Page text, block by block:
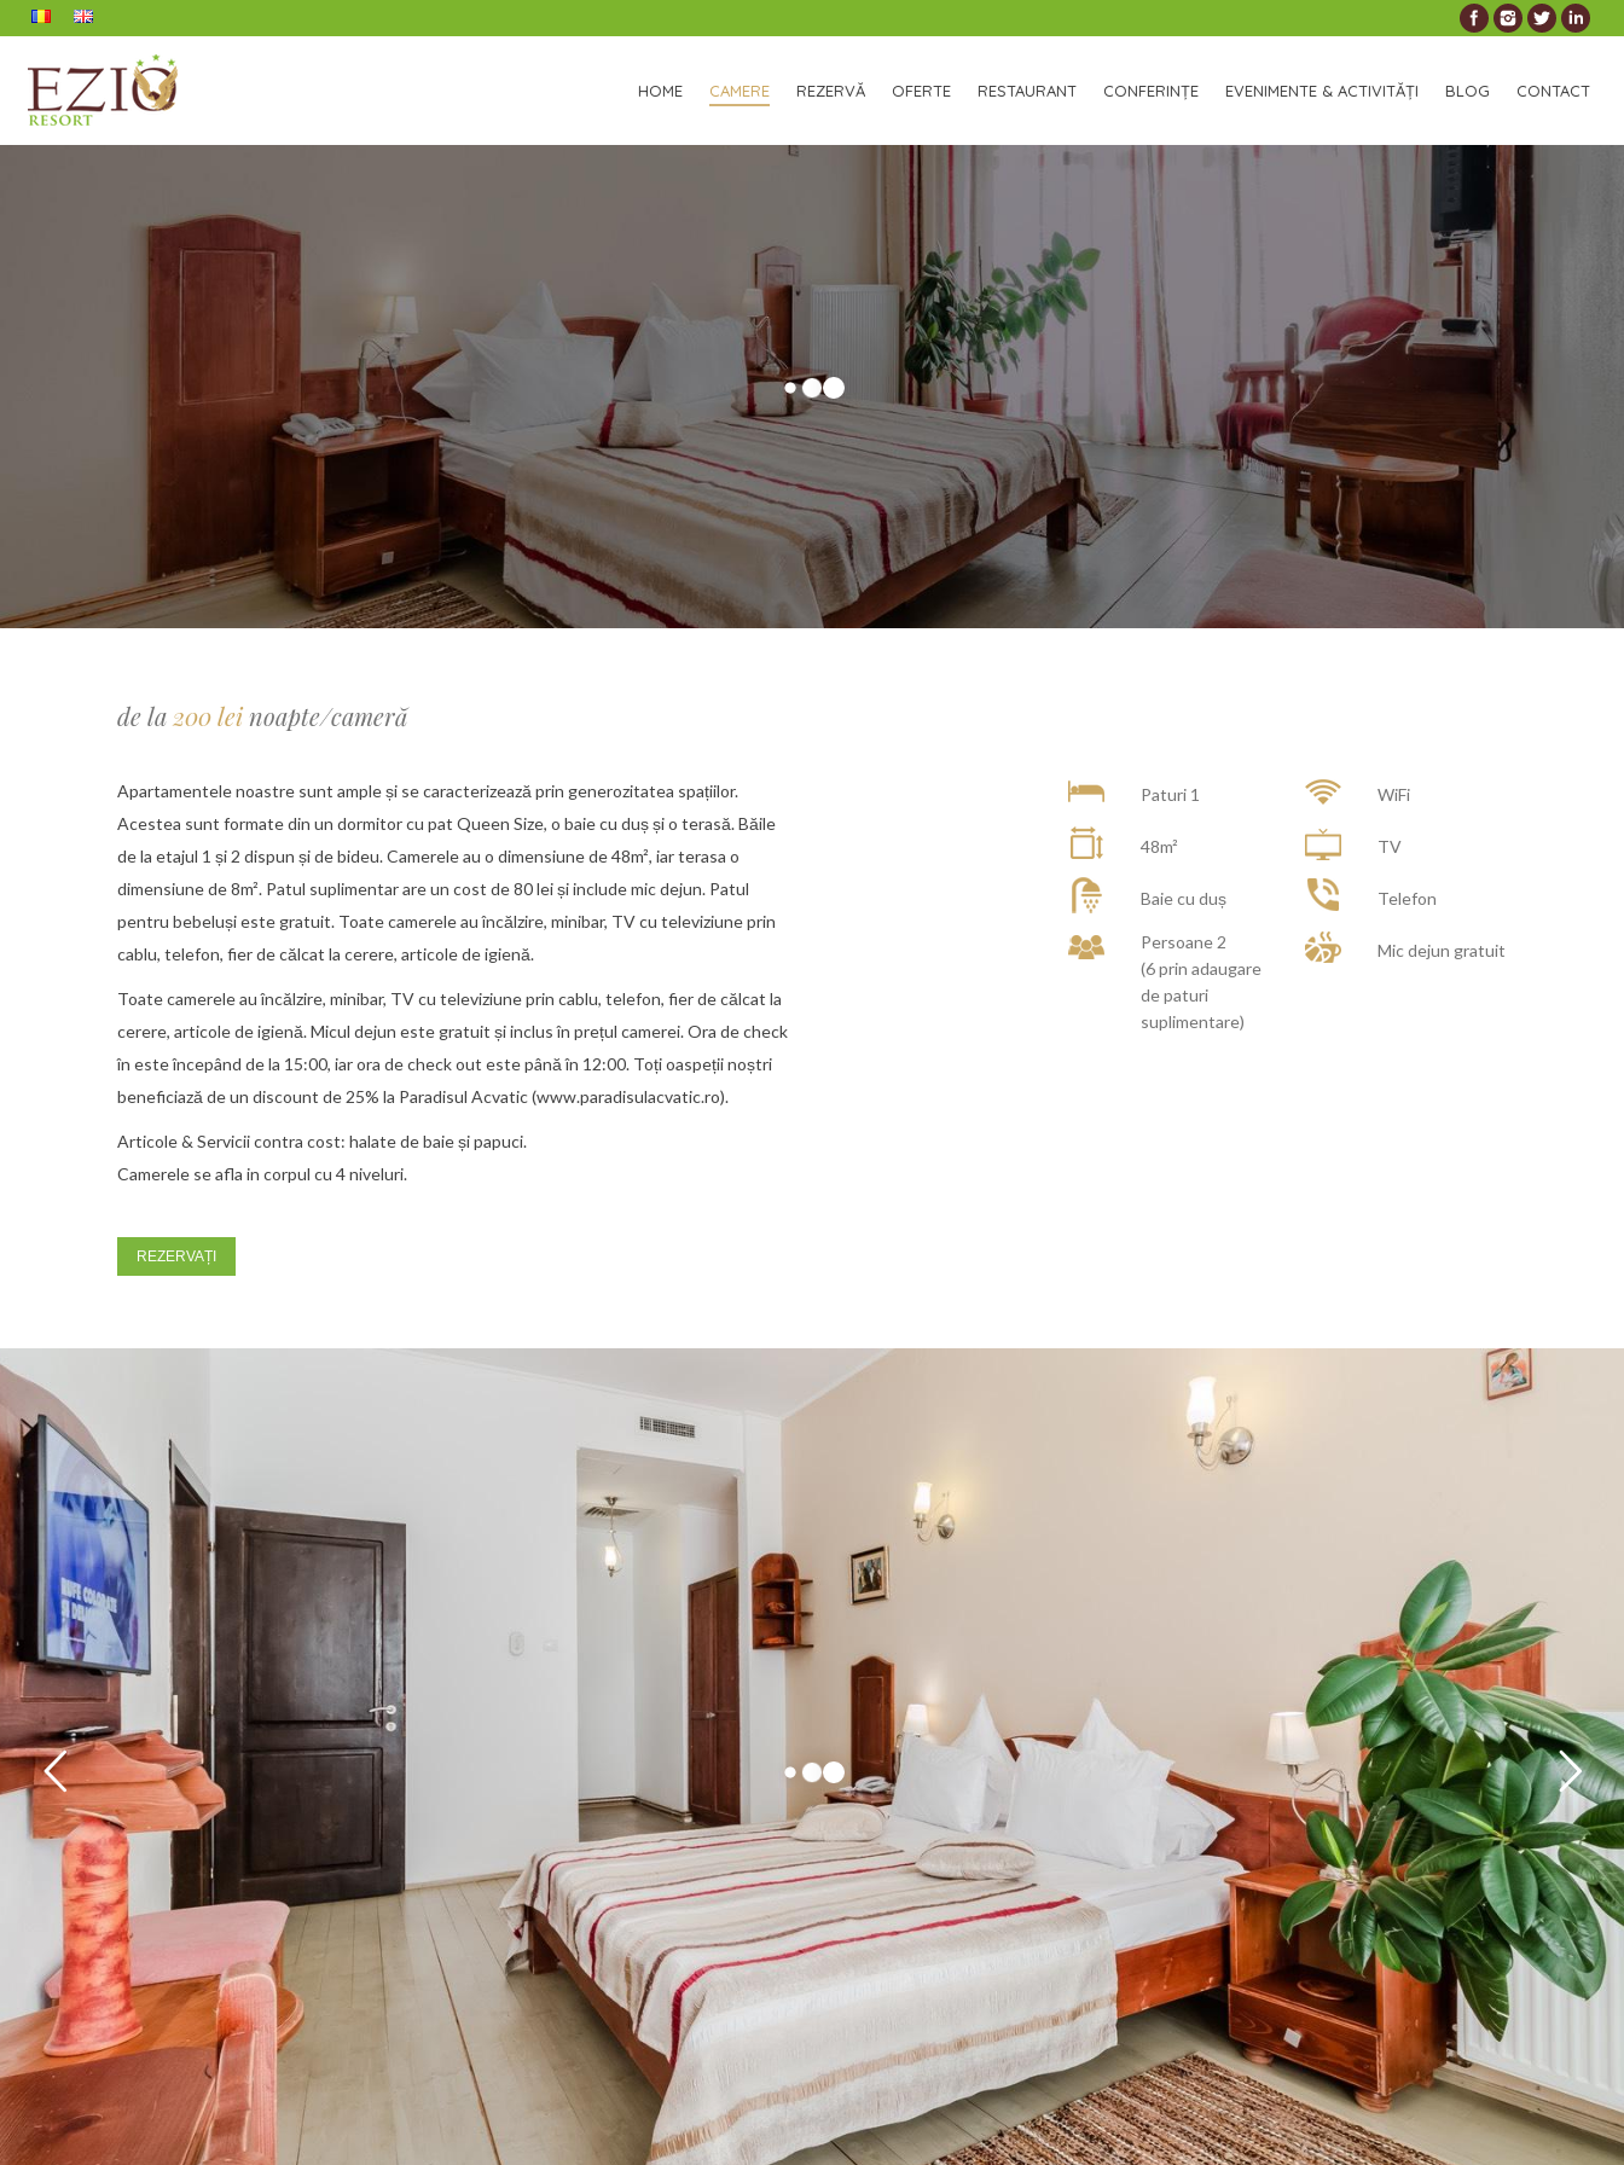
HOME CAMERE REZERVĂ OFERTE RESTAURANT CONFERINȚE EVENIMENTE & ACTIVITĂȚI BLOG CONTACT
de la200 leinoapte/cameră
Apartamentele noastre sunt ample și se caracterizează prin generozitatea spațiilor.
Acestea sunt formate din un dormitor cu pat Queen Size, o baie cu duș și o terasă. Băile
de la etajul 1 și 2 dispun și de bideu. Camerele au o dimensiune de 48m², iar terasa o
dimensiune de 8m². Patul suplimentar are un cost de 80 lei și include mic dejun. Patul
pentru bebeluși este gratuit. Toate camerele au încălzire, minibar, TV cu televiziune prin
cablu, telefon, fier de călcat la cerere, articole de igienă.
Toate camerele au încălzire, minibar, TV cu televiziune prin cablu, telefon, fier de călcat la
cerere, articole de igienă. Micul dejun este gratuit și inclus în prețul camerei. Ora de check
în este începând de la 15:00, iar ora de check out este până în 12:00. Toți oaspeții noștri
beneficiază de un discount de 25% la Paradisul Acvatic (www.paradisulacvatic.ro).
Articole & Servicii contra cost: halate de baie și papuci.
Camerele se afla in corpul cu 4 niveluri.
REZERVAȚI
Paturi 1
48m²
Baie cu duș
Persoane 2
(6 prin adaugare
de paturi
suplimentare)
WiFi
TV
Telefon
Mic dejun gratuit